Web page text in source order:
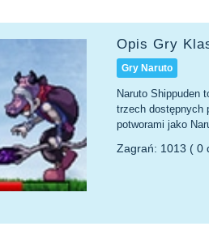
Opis Gry
Gry Naruto
Naruto Shippuden
trzech dostępnych
potworami jako
Zagrań: 1013 ( 0